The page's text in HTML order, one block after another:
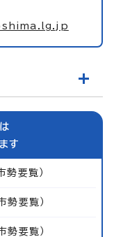
す
要覧）
勢要覧）
勢要覧）